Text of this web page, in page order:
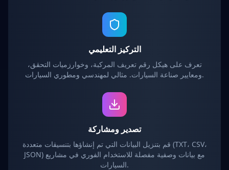
التركيز التعليمي
تعرف على هيكل رقم تعريف المركبة، وخوارزميات التحقق،
ومعايير صناعة السيارات. مثالي لمهندسي ومطوري السيارات.
تصدير ومشاركة
قم بتنزيل البيانات التي تم إنشاؤها بتنسيقات متعددة (TXT، CSV،
JSON) مع بيانات وصفية مفصلة للاستخدام الفوري في مشاريع
السيارات.